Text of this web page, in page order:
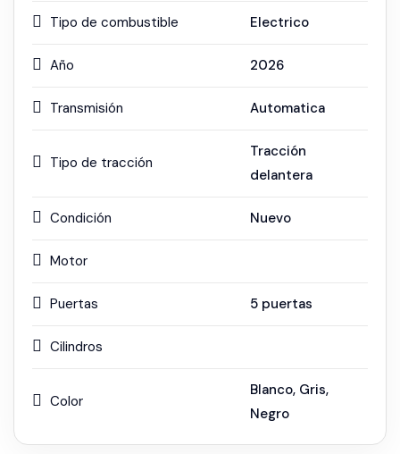
Tipo de combustible Electrico
Año 2026
Transmisión Automatica
Tipo de tracción
Tracción
delantera
Condición Nuevo
Motor
Puertas 5 puertas
Cilindros
Color
Blanco, Gris,
Negro